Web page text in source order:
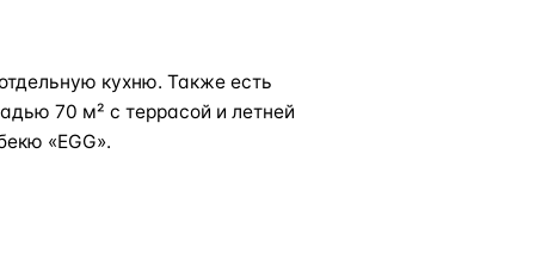
кухню. Также есть
70 м² с террасой и летней
«EGG».